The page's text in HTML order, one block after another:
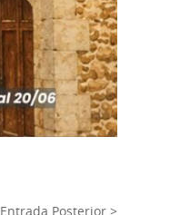
Entrada Posterior >